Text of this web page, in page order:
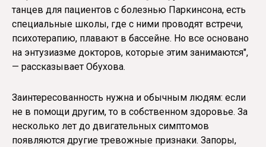
танцев для пациентов с болезнью Паркинсона, есть
специальные школы, где с ними проводят встречи,
психотерапию, плавают в бассейне. Но все основано
на энтузиазме докторов, которые этим занимаются",
— рассказывает Обухова.
Заинтересованность нужна и обычным людям: если
не в помощи другим, то в собственном здоровье. За
несколько лет до двигательных симптомов
появляются другие тревожные признаки. Запоры,